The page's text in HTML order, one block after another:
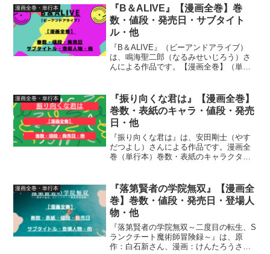
詳しく紹介しています
漫画全巻・単行本
『B＆ALIVE』【漫画全巻】巻
数・値段・発売日・サブタイト
ル・他
『B＆ALIVE』（ビーアンドアライブ）
は、鳴海聖二郎（なるみせいじろう）さ
んによる作品です。【漫画全巻】（単行
て、詳しく紹介しています
漫画全巻・単行本
『振り向くな君は』【漫画全巻】
巻数・表紙のキャラ・値段・発売
日・他
『振り向くな君は』は、安田剛士（やす
だつよし）さんによる作品です。漫画全
巻（単行本）巻数・表紙のキャラクタ
漫画全巻・単行本
『落第賢者の学院無双』【漫画全
巻】巻数・値段・発売日・登場人
物・他
『落第賢者の学院無双～二度目の転生、S
ランクチート魔術師冒険録～』は、原
作：白石新さん、漫画：けんたろうさ